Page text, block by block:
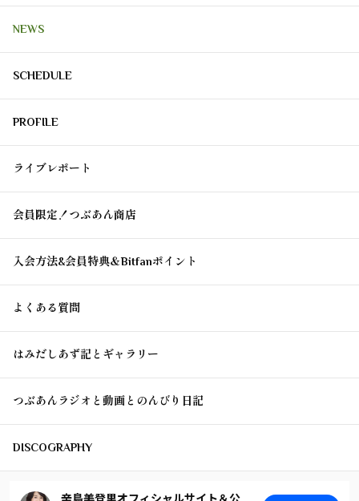
NEWS
SCHEDULE
PROFILE
ライブレポート
会員限定！つぶあん商店
入会方法&会員特典＆Bitfanポイント
よくある質問
はみだしあず記とギャラリー
つぶあんラジオと動画とのんびり日記
DISCOGRAPHY